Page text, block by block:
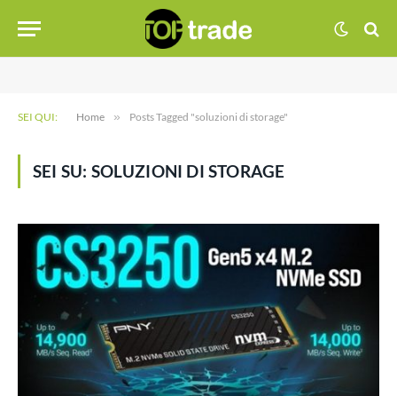
SEI QUI: Home » Posts Tagged "soluzioni di storage"
SEI SU: SOLUZIONI DI STORAGE